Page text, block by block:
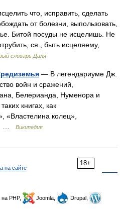
что, исправить, сделать
от болезни, выпользовать,
Битой посуды не исцелишь. Не
ся., быть исцеляему,
словарь Даля
— В легендариуме Дж.
войн и сражений,
Белерианда, Нуменора и
книгах, как
«Властелина колец»,
…
Википедия
18+
на сайте
на PHP, Joomla,
Drupal,